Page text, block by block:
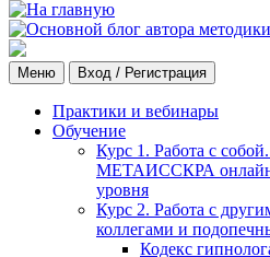
Меню Вход / Регистрация
Практики и вебинары
Обучение
Курс 1. Работа с
МЕТАИССКРА онлайн
уровня
Курс 2. Работа с
коллегами и
Кодекс